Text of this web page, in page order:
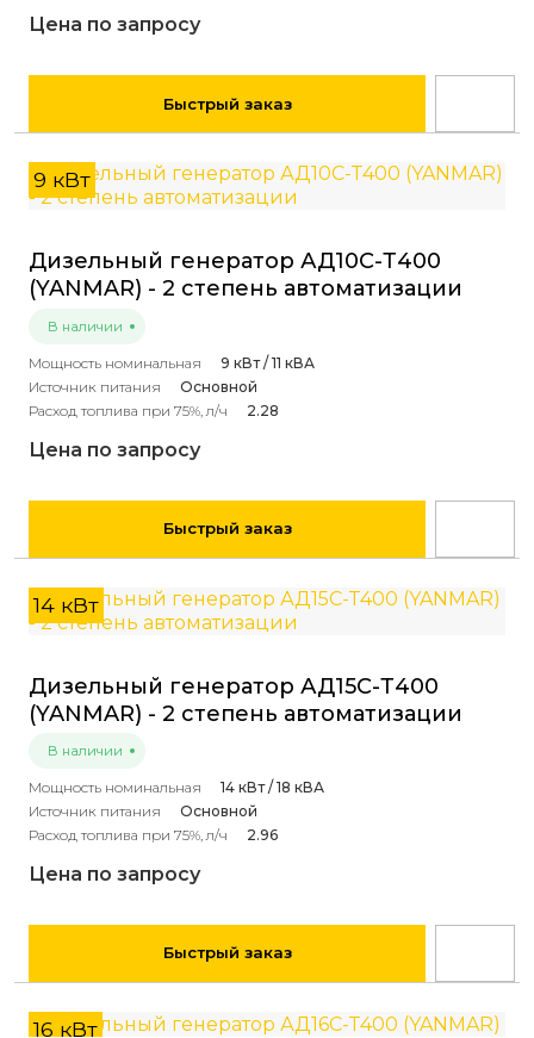
Цена по запросу
Быстрый заказ
9 кВт
Дизельный генератор АД10С-Т400
(YANMAR) - 2 степень автоматизации
В наличии
Мощность номинальная
9 кВт / 11 кВА
Источник питания
Основной
Расход топлива при 75%, л/ч
2.28
Цена по запросу
Быстрый заказ
14 кВт
Дизельный генератор АД15С-Т400
(YANMAR) - 2 степень автоматизации
В наличии
Мощность номинальная
14 кВт / 18 кВА
Источник питания
Основной
Расход топлива при 75%, л/ч
2.96
Цена по запросу
Быстрый заказ
16 кВт